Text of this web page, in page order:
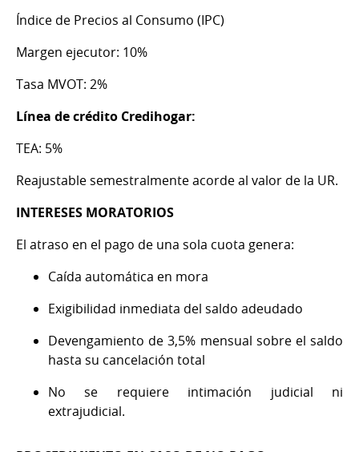
Índice de Precios al Consumo (IPC)
Margen ejecutor: 10%
Tasa MVOT: 2%
Línea de crédito Credihogar:
TEA: 5%
Reajustable semestralmente acorde al valor de la UR.
INTERESES MORATORIOS
El atraso en el pago de una sola cuota genera:
Caída automática en mora
Exigibilidad inmediata del saldo adeudado
Devengamiento de 3,5% mensual sobre el saldo
hasta su cancelación total
No se requiere intimación judicial ni
extrajudicial.